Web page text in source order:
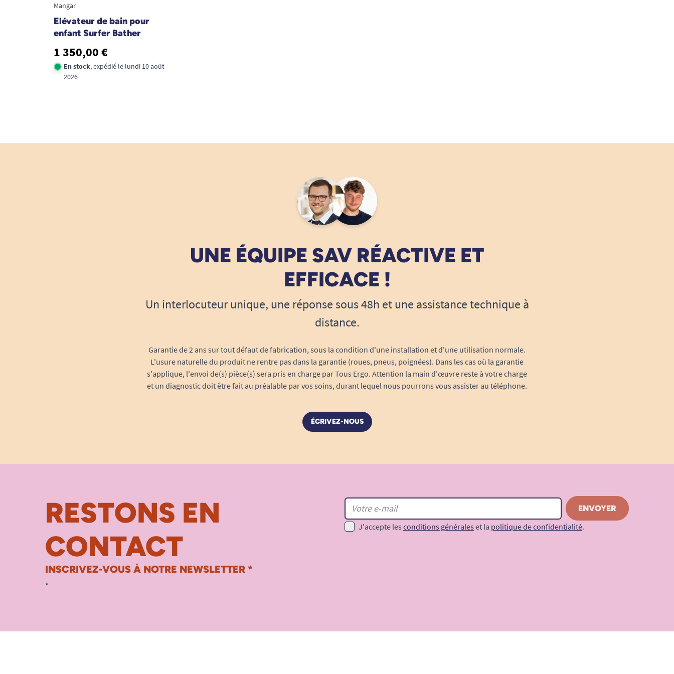
Mangar
Elévateur de bain pour
enfant Surfer Bather
1 350,00 €
En stock, expédié le lundi 10 août
2026
UNE ÉQUIPE SAV RÉACTIVE ET
EFFICACE !
Un interlocuteur unique, une réponse sous 48h et une assistance technique à
distance.
Garantie de 2 ans sur tout défaut de fabrication, sous la condition d'une installation et d'une utilisation normale.
L'usure naturelle du produit ne rentre pas dans la garantie (roues, pneus, poignées). Dans les cas où la garantie
s'applique, l'envoi de(s) pièce(s) sera pris en charge par Tous Ergo. Attention la main d'œuvre reste à votre charge
et un diagnostic doit être fait au préalable par vos soins, durant lequel nous pourrons vous assister au téléphone.
ÉCRIVEZ-NOUS
RESTONS EN
CONTACT
INSCRIVEZ-VOUS À NOTRE NEWSLETTER *
*
J'accepte les conditions générales et la politique de confidentialité.